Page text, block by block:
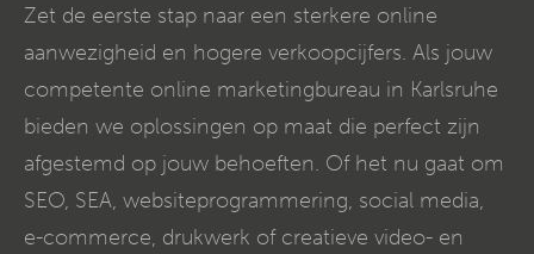
Zet de eerste stap naar een sterkere online
aanwezigheid en hogere verkoopcijfers. Als jouw
competente online marketingbureau in Karlsruhe
bieden we oplossingen op maat die perfect zijn
afgestemd op jouw behoeften. Of het nu gaat om
SEO, SEA, websiteprogrammering, social media,
e-commerce, drukwerk of creatieve video- en